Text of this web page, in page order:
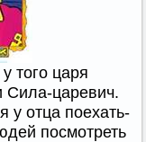
того царя
Сила-царевич.
у отца поехать-
посмотреть